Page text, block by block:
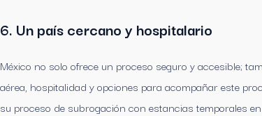
6. Un país cercano y hospitalario
México no solo ofrece un proceso seguro y accesible;
aérea, hospitalidad y opciones para acompañar este
su proceso de subrogación con estancias temporales